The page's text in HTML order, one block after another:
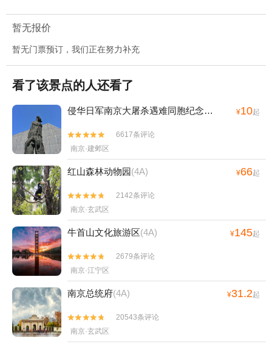
暂无报价
暂无门票预订，我们正在努力补充
看了该景点的人还看了
侵华日军南京大屠杀遇难同胞纪念馆 ¥10起


6617条评论
南京·建邺区
红山森林动物园(4A) ¥66起


2142条评论
南京·玄武区
牛首山文化旅游区(4A) ¥145起


2679条评论
南京·江宁区
南京总统府(4A) ¥31.2起


20543条评论
南京·玄武区